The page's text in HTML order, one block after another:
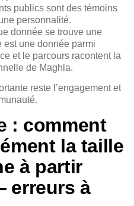
publics sont des témoins
personnalité.
donnée se trouve une
est une donnée parmi
et le parcours racontent la
de Maghla.
reste l’engagement et
: comment
la taille
à partir
erreurs à